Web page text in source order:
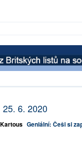
6. 2020
Geniální: Češi si